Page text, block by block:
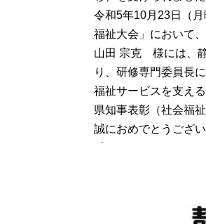
令和5年10月23日（
福祉大会」において
山田 宗克 様には、
り、研修専門委員長
福祉サービスを支え
県知事表彰（社会福
誠におめでとうござい